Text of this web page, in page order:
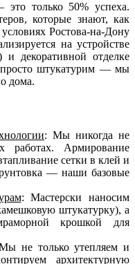
только 50% успеха.
которые знают, как
Ростова-на-Дону
на устройстве
декоративной отделке
штукатурим — мы
дома.
: Мы никогда не
работах. Армирование
сетки в клей и
— наши базовые
: Мастерски наносим
штукатурку), а
крошкой для
не только утепляем и
архитектурную